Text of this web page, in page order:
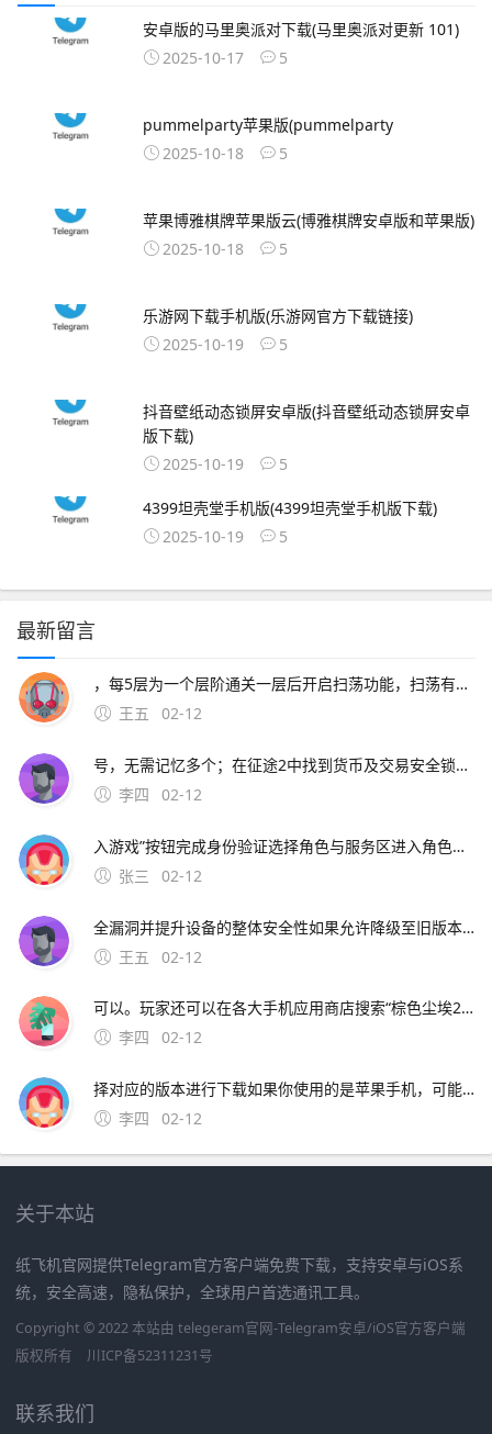
安卓版的马里奥派对下载(马里奥派对更新 101)
2025-10-17
5
pummelparty苹果版(pummelparty
2025-10-18
5
苹果博雅棋牌苹果版云(博雅棋牌安卓版和苹果版)
2025-10-18
5
乐游网下载手机版(乐游网官方下载链接)
2025-10-19
5
抖音壁纸动态锁屏安卓版(抖音壁纸动态锁屏安卓
版下载)
2025-10-19
5
4399坦壳堂手机版(4399坦壳堂手机版下载)
2025-10-19
5
最新留言
，每5层为一个层阶通关一层后开启扫荡功能，扫荡有次数和冷却时间限制征途2内测版太庙搬砖攻略太庙搬砖；一进入游戏 下载安装在手机中安装征途2手游选择区服打开游戏后，选择游戏区服，点击踏上征途创建角色选择角色性别，输
王五
02-12
号，无需记忆多个；在征途2中找到货币及交易安全锁功能的操作步骤如下下载安装游戏使用安卓系统设备如s9+，下载并完成征途2的安装，点击游戏图标进入启动界面登录账号在
李四
02-12
入游戏”按钮完成身份验证选择角色与服务区进入角色创建界面后，选择需操作的角色形象，并指定对应的游戏服务。手游端与端游想通，你可以利用自己的闲余时间在手机上进行每日的任务，下班之后就能在电脑旁开启热血国战，感兴趣的
张三
02-12
全漏洞并提升设备的整体安全性如果允许降级至旧版本，那么攻击者就可能利用这些已知但已被修复的漏洞，对设备进行攻击或获取未授权的访问权限因此，禁止降级是防止此类攻击的重要手段三满足政企客户的安全需求 苹果的产品若要卖给政企客户，通常需要通过各种严格的。安全弱点防
王五
02-12
可以。玩家还可以在各大手机应用商店搜索“棕色尘埃2”或“BrownDust II”，找到官方正版后进行下载应用商店通常会提供游戏的基本信息玩家评分下载量以及更新日志等，有助于玩家更好地了解游戏并选择适合自己的版本在下载时，请确保选择官方正版，避免下载到盗版或恶意软件游戏下载平
李四
02-12
择对应的版本进行下载如果你使用的是苹果手机，可能需要跳转到App Store进行下载如果你使用的是安卓手机，可以。玩家还可以在各大手机应用商店搜索“棕色尘埃2”或“BrownDus
李四
02-12
关于本站
纸飞机官网提供Telegram官方客户端免费下载，支持安卓与iOS系
统，安全高速，隐私保护，全球用户首选通讯工具。
Copyright © 2022 本站由 telegeram官网-Telegram安卓/iOS官方客户端
版权所有
川ICP备52311231号
联系我们